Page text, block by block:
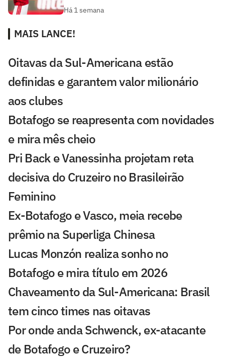
Há 1 semana
MAIS LANCE!
Oitavas da Sul-Americana estão
definidas e garantem valor milionário
aos clubes
Botafogo se reapresenta com novidades
e mira mês cheio
Pri Back e Vanessinha projetam reta
decisiva do Cruzeiro no Brasileirão
Feminino
Ex-Botafogo e Vasco, meia recebe
prêmio na Superliga Chinesa
Lucas Monzón realiza sonho no
Botafogo e mira título em 2026
Chaveamento da Sul-Americana: Brasil
tem cinco times nas oitavas
Por onde anda Schwenck, ex-atacante
de Botafogo e Cruzeiro?